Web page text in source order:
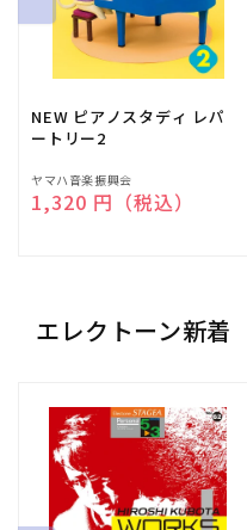
NEW ピアノスタディ レパ
ートリー2
販
売
ヤマハ音楽振興会
通常価格
1,320 円（税込）
エレクトーン新着